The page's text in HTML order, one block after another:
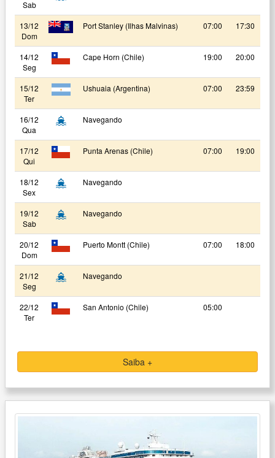
Sab
13/12
Dom
Port Stanley (Ilhas Malvinas) 07:00 17:30
14/12
Seg
Cape Horn (Chile) 19:00 20:00
15/12
Ter
Ushuaia (Argentina) 07:00 23:59
16/12
Qua
Navegando
17/12
Qui
Punta Arenas (Chile) 07:00 19:00
18/12
Sex
Navegando
19/12
Sab
Navegando
20/12
Dom
Puerto Montt (Chile) 07:00 18:00
21/12
Seg
Navegando
22/12
Ter
San Antonio (Chile) 05:00
Saiba +